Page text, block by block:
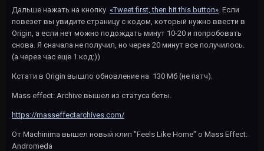
Дальше нажать на кнопку «Tweet first, then hit this button». Если
повезет вы увидите страницу с кодом, который нужно ввести в
Origin, а если нет можно подождать минут 10-20 и попробовать
снова. Я сначала не получил, но через 20 минут все получилось.
(а через час еще 1 код:))
Кстати в Origin вышло обновление на 130 Мб (не патч).
Mass effect: Archive вышел из статуса беты.
https://masseffectarchives.com/
От Machinima вышел новый клип "Feels Like Home" о Mass Effect:
Andromeda